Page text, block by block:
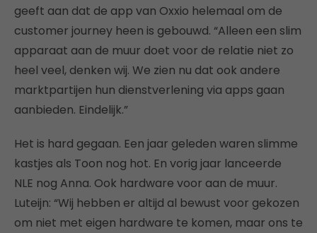
geeft aan dat de app van Oxxio helemaal om de
customer journey heen is gebouwd. “Alleen een slim
apparaat aan de muur doet voor de relatie niet zo
heel veel, denken wij. We zien nu dat ook andere
marktpartijen hun dienstverlening via apps gaan
aanbieden. Eindelijk.”
Het is hard gegaan. Een jaar geleden waren slimme
kastjes als Toon nog hot. En vorig jaar lanceerde
NLE nog Anna. Ook hardware voor aan de muur.
Luteijn: “Wij hebben er altijd al bewust voor gekozen
om niet met eigen hardware te komen, maar ons te